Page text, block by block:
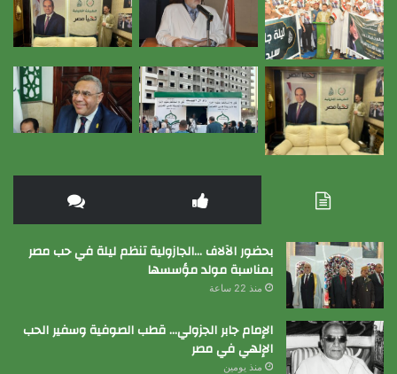
بحضور الآلاف …الجازولية تنظم ليلة في حب مصر
بمناسبة مولد مؤسسها
منذ 22 ساعة
الإمام جابر الجزولي… قطب الصوفية وسفير الحب
الإلهي في مصر
منذ يومين